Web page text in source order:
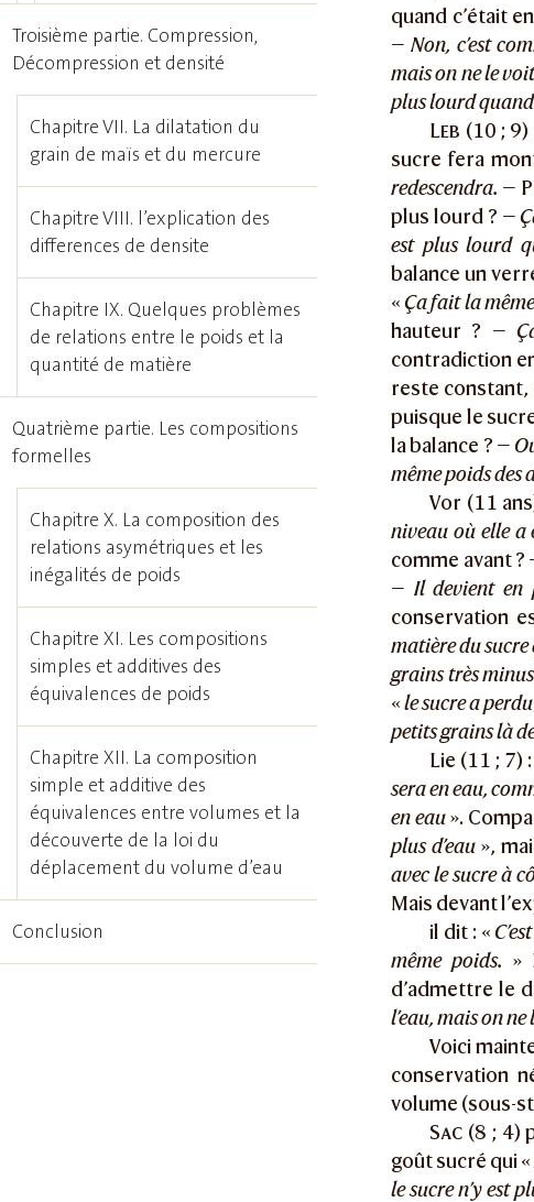
quand c’était
—Non, c’est
mais on ne le
plus lourd
Leb (10 ;
sucre fera
redescendra. —
plus lourd ? —
est plus lourd
balance un
« Ça fait la
hauteur ? —
contradiction
reste constant,
puisque le
la balance ? —
même poids des
Vor (11
niveau où elle a
comme avant ?
— Il devient en
conservation
matière du
grains très
«le sucre a
petits grains là
Lie (11 ; 7)
sera en eau,
en eau».
plus d’eau »,
avec le sucre à
Mais devant
il dit : «
même poids. »
d’admettre le
l’eau, mais on ne
Voici
conservation
volume (sous-
Sac (8 ; 4)
goût sucré qui «
le sucre n’y est
Troisième partie. Compression,
Décompression et densité
Chapitre VII. La dilatation du
grain de maïs et du mercure
Chapitre VIII. l’explication des
differences de densite
Chapitre IX. Quelques problèmes
de relations entre le poids et la
quantité de matière
Quatrième partie. Les compositions
formelles
Chapitre X. La composition des
relations asymétriques et les
inégalités de poids
Chapitre XI. Les compositions
simples et additives des
équivalences de poids
Chapitre XII. La composition
simple et additive des
équivalences entre volumes et la
découverte de la loi du
déplacement du volume d’eau
Conclusion